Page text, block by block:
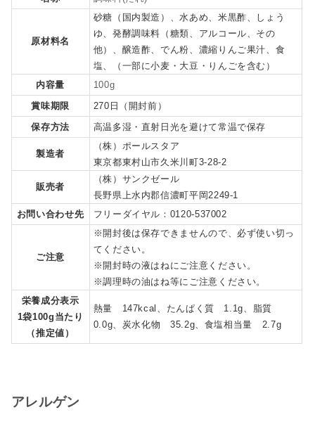
原材料名
砂糖（国内製造）、水あめ、米黒酢、しょう
ゆ、発酵調味料（糖類、アルコール、その
他）、醸造酢、でん粉、濃縮りんご果汁、食
塩、（一部に小麦・大豆・りんごを含む）
内容量
100g
賞味期限
270日（開封前）
保存方法
高温多湿・直射日光を避けて常温で保存
製造者
（株）ポールスタア
東京都東村山市久米川町3-28-2
販売者
（株）サンクゼール
長野県上水内郡信濃町平岡2249-1
お問い合わせ先
フリーダイヤル：0120-537002
ご注意
※開封後は保存できませんので、必ず使い切っ
てください。
※開封時の液はねにご注意ください。
※調理時の油はね等にご注意ください。
栄養成分表示
1袋100g当たり
（推定値）
熱量 147kcal、たんぱく質 1.1g、脂質
0.0g、炭水化物 35.2g、食塩相当量 2.7g
アレルゲン